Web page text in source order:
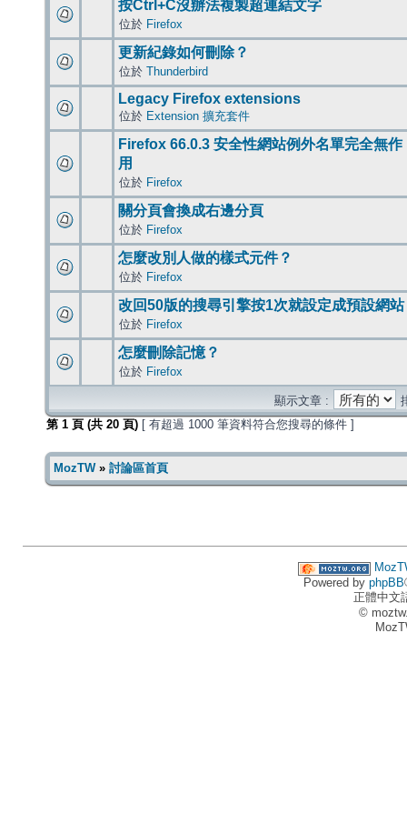
按Ctrl+C沒辦法複製超連結文字
位於 Firefox
更新紀錄如何刪除？
位於 Thunderbird
Legacy Firefox extensions
位於 Extension 擴充套件
Firefox 66.0.3 安全性網站例外名單完全無作
用
位於 Firefox
關分頁會換成右邊分頁
位於 Firefox
怎麼改別人做的樣式元件？
位於 Firefox
改回50版的搜尋引擎按1次就設定成預設網站
位於 Firefox
怎麼刪除記憶？
位於 Firefox
顯示文章 :
第 1 頁 (共 20 頁) [ 有超過 1000 筆資料符合您搜尋的條件 ]
MozTW» 討論區首頁
Powered by phpBB
正體中文
©